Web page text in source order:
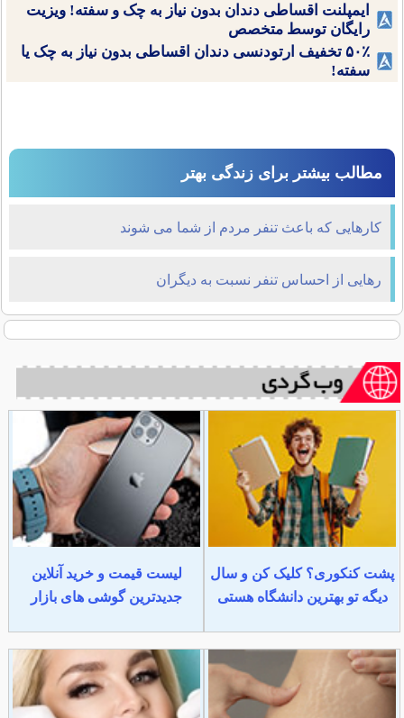
ایمپلنت اقساطی دندان بدون نیاز به چک و سفته! ویزیت
رایگان توسط متخصص
۵۰٪ تخفیف ارتودنسی دندان اقساطی بدون نیاز به چک یا
سفته!
مطالب بیشتر برای زندگی بهتر
کارهایی که باعث تنفر مردم از شما می شوند
رهایی از احساس تنفر نسبت به دیگران
پشت کنکوری؟ کلیک کن و سال
دیگه تو بهترین دانشگاه هستی
لیست قیمت و خرید آنلاین
جدیدترین گوشی های بازار